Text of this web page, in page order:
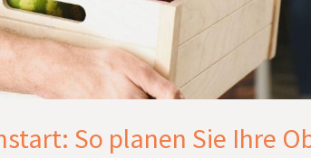
So planen Sie Ihre